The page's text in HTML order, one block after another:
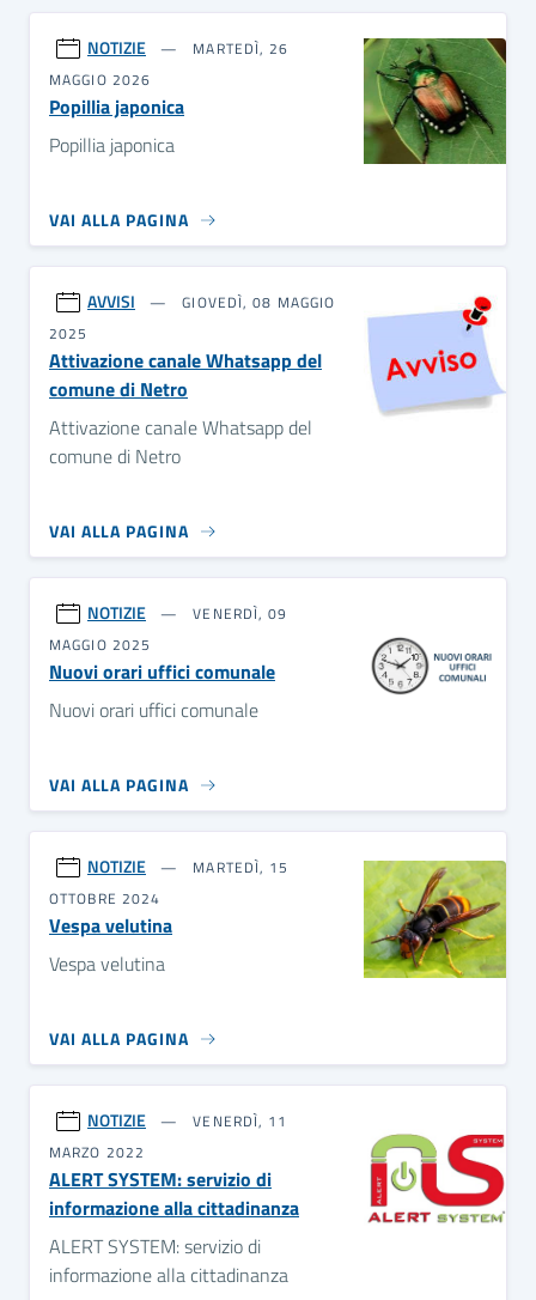
NOTIZIE
MARTEDÌ, 26
MAGGIO 2026
Popillia japonica
Popillia japonica
VAI ALLA PAGINA
AVVISI
GIOVEDÌ, 08 MAGGIO
2025
Attivazione canale Whatsapp del
comune di Netro
Attivazione canale Whatsapp del
comune di Netro
VAI ALLA PAGINA
NOTIZIE
VENERDÌ, 09
MAGGIO 2025
Nuovi orari uffici comunale
Nuovi orari uffici comunale
VAI ALLA PAGINA
NOTIZIE
MARTEDÌ, 15
OTTOBRE 2024
Vespa velutina
Vespa velutina
VAI ALLA PAGINA
NOTIZIE
VENERDÌ, 11
MARZO 2022
ALERT SYSTEM: servizio di
informazione alla cittadinanza
ALERT SYSTEM: servizio di
informazione alla cittadinanza